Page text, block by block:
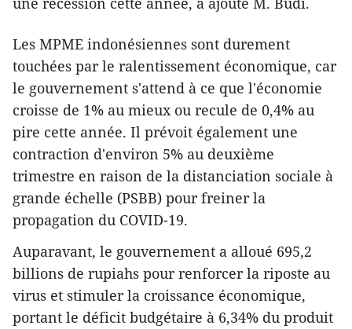
Les MPME indonésiennes sont durement
touchées par le ralentissement économique, car
le gouvernement s'attend à ce que l'économie
croisse de 1% au mieux ou recule de 0,4% au
pire cette année. Il prévoit également une
contraction d'environ 5% au deuxième
trimestre en raison de la distanciation sociale à
grande échelle (PSBB) pour freiner la
propagation du COVID-19.
Auparavant, le gouvernement a alloué 695,2
billions de rupiahs pour renforcer la riposte au
virus et stimuler la croissance économique,
portant le déficit budgétaire à 6,34% du produit